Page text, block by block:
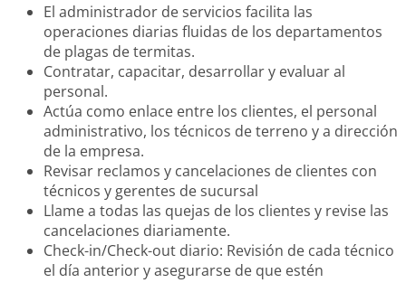
El administrador de servicios facilita las
operaciones diarias fluidas de los departamentos
de plagas de termitas.
Contratar, capacitar, desarrollar y evaluar al
personal.
Actúa como enlace entre los clientes, el personal
administrativo, los técnicos de terreno y a dirección
de la empresa.
Revisar reclamos y cancelaciones de clientes con
técnicos y gerentes de sucursal
Llame a todas las quejas de los clientes y revise las
cancelaciones diariamente.
Check-in/Check-out diario: Revisión de cada técnico
el día anterior y asegurarse de que estén